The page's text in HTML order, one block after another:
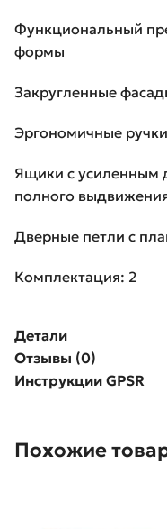
Функциональный
формы
Закругленные
Эргономичные ручки
Ящики с усиленным
полного
Дверные петли с
Комплектация: 2
Детали
Отзывы (0)
Инструкции GPSR
Похожие